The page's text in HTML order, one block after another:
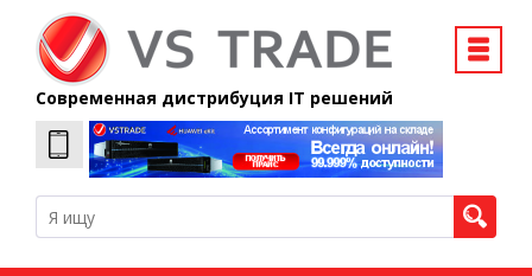
Современная дистрибуция IT решений